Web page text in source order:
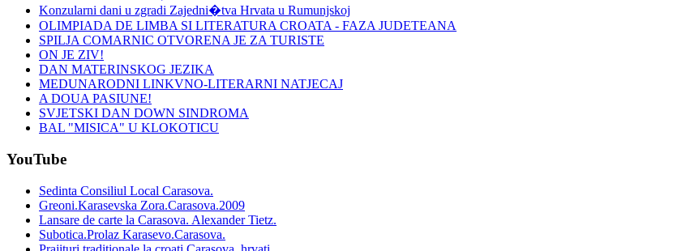
Konzularni dani u zgradi Zajedni�tva Hrvata u Rumunjskoj
OLIMPIADA DE LIMBA SI LITERATURA CROATA - FAZA JUDETEANA
SPILJA COMARNIC OTVORENA JE ZA TURISTE
ON JE ZIV!
DAN MATERINSKOG JEZIKA
MEDUNARODNI LINKVNO-LITERARNI NATJECAJ
A DOUA PASIUNE!
SVJETSKI DAN DOWN SINDROMA
BAL "MISICA" U KLOKOTICU
YouTube
Sedinta Consiliul Local Carasova.
Greoni.Karasevska Zora.Carasova.2009
Lansare de carte la Carasova. Alexander Tietz.
Subotica.Prolaz Karasevo.Carasova.